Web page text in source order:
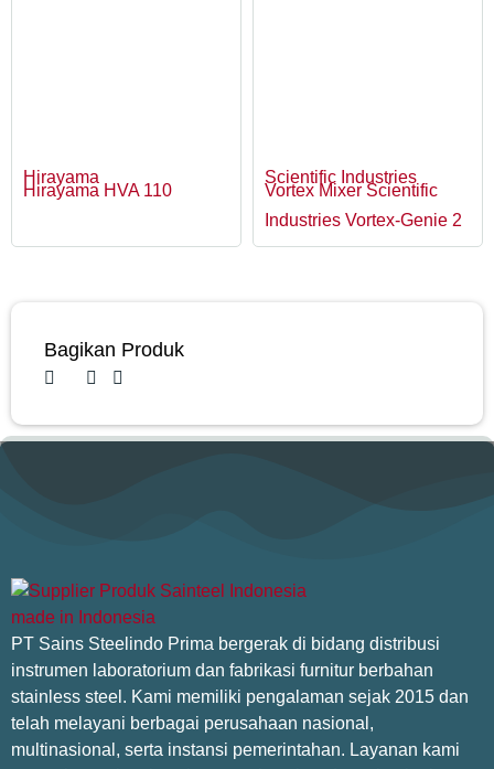
Hirayama
Hirayama HVA 110
Scientific Industries
Vortex Mixer Scientific
Industries Vortex-Genie 2
Bagikan Produk
PT Sains Steelindo Prima bergerak di bidang distribusi
instrumen laboratorium dan fabrikasi furnitur berbahan
stainless steel. Kami memiliki pengalaman sejak 2015 dan
telah melayani berbagai perusahaan nasional,
multinasional, serta instansi pemerintahan. Layanan kami